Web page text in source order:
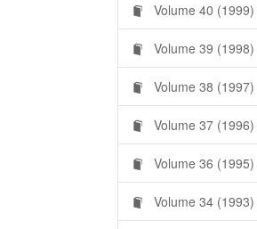
Volume 40 (1999)
Volume 39 (1998)
Volume 38 (1997)
Volume 37 (1996)
Volume 36 (1995)
Volume 34 (1993)